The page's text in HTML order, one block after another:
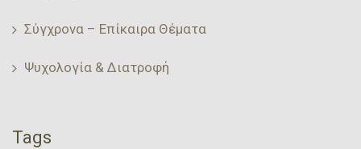
Σύγχρονα – Επίκαιρα Θέματα
Ψυχολογία & Διατροφή
Tags